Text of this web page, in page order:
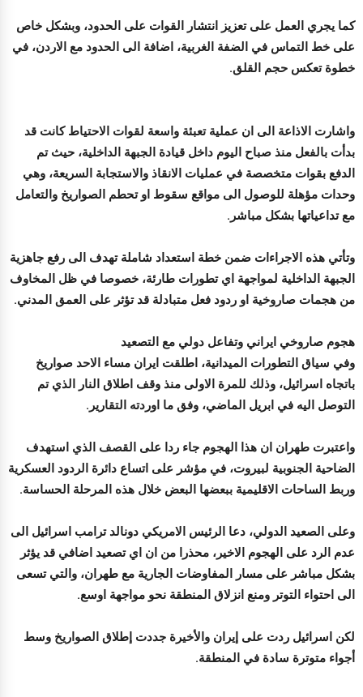
كما يجري العمل على تعزيز انتشار القوات على الحدود، وبشكل خاص
على خط التماس في الضفة الغربية، اضافة الى الحدود مع الاردن، في
خطوة تعكس حجم القلق.
واشارت الاذاعة الى ان عملية تعبئة واسعة لقوات الاحتياط كانت قد
بدأت بالفعل منذ صباح اليوم داخل قيادة الجبهة الداخلية، حيث تم
الدفع بقوات متخصصة في عمليات الانقاذ والاستجابة السريعة، وهي
وحدات مؤهلة للوصول الى مواقع سقوط او تحطم الصواريخ والتعامل
مع تداعياتها بشكل مباشر.
وتأتي هذه الاجراءات ضمن خطة استعداد شاملة تهدف الى رفع جاهزية
الجبهة الداخلية لمواجهة اي تطورات طارئة، خصوصا في ظل المخاوف
من هجمات صاروخية او ردود فعل متبادلة قد تؤثر على العمق المدني.
هجوم صاروخي ايراني وتفاعل دولي مع التصعيد
وفي سياق التطورات الميدانية، اطلقت ايران مساء الاحد صواريخ
باتجاه اسرائيل، وذلك للمرة الاولى منذ وقف اطلاق النار الذي تم
التوصل اليه في ابريل الماضي، وفق ما اوردته التقارير.
واعتبرت طهران ان هذا الهجوم جاء ردا على القصف الذي استهدف
الضاحية الجنوبية لبيروت، في مؤشر على اتساع دائرة الردود العسكرية
وربط الساحات الاقليمية ببعضها البعض خلال هذه المرحلة الحساسة.
وعلى الصعيد الدولي، دعا الرئيس الامريكي دونالد ترامب اسرائيل الى
عدم الرد على الهجوم الاخير، محذرا من ان اي تصعيد اضافي قد يؤثر
بشكل مباشر على مسار المفاوضات الجارية مع طهران، والتي تسعى
الى احتواء التوتر ومنع انزلاق المنطقة نحو مواجهة اوسع.
لكن اسرائيل ردت على إيران والأخيرة جددت إطلاق الصواريخ وسط
أجواء متوترة سادة في المنطقة.